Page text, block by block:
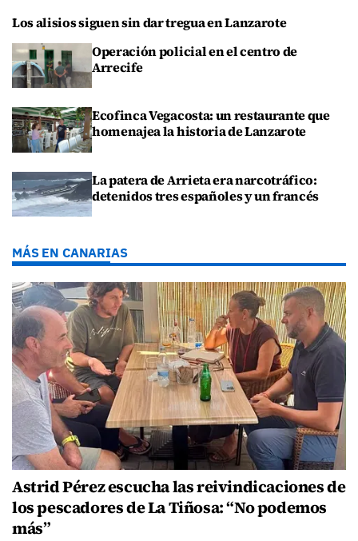
Los alisios siguen sin dar tregua en Lanzarote
Operación policial en el centro de
Arrecife
Ecofinca Vegacosta: un restaurante que
homenajea la historia de Lanzarote
La patera de Arrieta era narcotráfico:
detenidos tres españoles y un francés
MÁS EN CANARIAS
Astrid Pérez escucha las reivindicaciones de
los pescadores de La Tiñosa: “No podemos
más”